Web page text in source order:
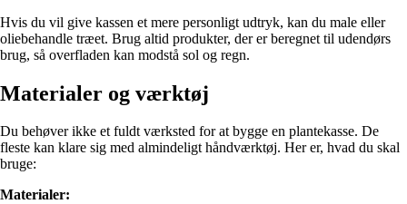
Hvis du vil give kassen et mere personligt udtryk, kan du male eller
oliebehandle træet. Brug altid produkter, der er beregnet til udendørs
brug, så overfladen kan modstå sol og regn.
Materialer og værktøj
Du behøver ikke et fuldt værksted for at bygge en plantekasse. De
fleste kan klare sig med almindeligt håndværktøj. Her er, hvad du skal
bruge:
Materialer: